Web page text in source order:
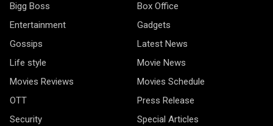
Bigg Boss
Box Office
Entertainment
Gadgets
Gossips
Latest News
Life style
Movie News
Movies Reviews
Movies Schedule
OTT
Press Release
Security
Special Articles